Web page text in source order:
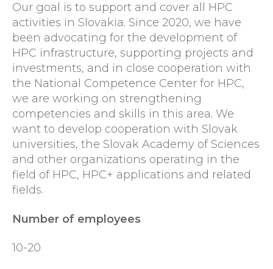
Our goal is to support and cover all HPC
activities in Slovakia. Since 2020, we have
been advocating for the development of
HPC infrastructure, supporting projects and
investments, and in close cooperation with
the National Competence Center for HPC,
we are working on strengthening
competencies and skills in this area. We
want to develop cooperation with Slovak
universities, the Slovak Academy of Sciences
and other organizations operating in the
field of HPC, HPC+ applications and related
fields.
Number of employees
10-20